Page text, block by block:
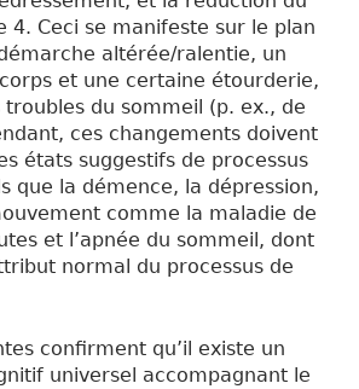
4. Ceci se manifeste sur le plan
altérée/ralentie, un
et une certaine étourderie,
troubles du sommeil (p. ex., de
ces changements doivent
états suggestifs de processus
que la démence, la dépression,
comme la maladie de
et l’apnée du sommeil, dont
normal du processus de
confirment qu’il existe un
universel accompagnant le